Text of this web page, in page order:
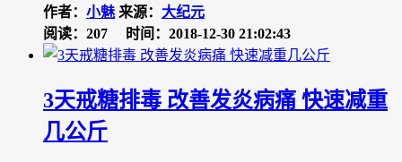
作者： 小魅 来源： 大纪元
阅读：207
时间：2018-12-30 21:02:43
3天戒糖排毒 改善发炎病痛 快速减重
几公斤